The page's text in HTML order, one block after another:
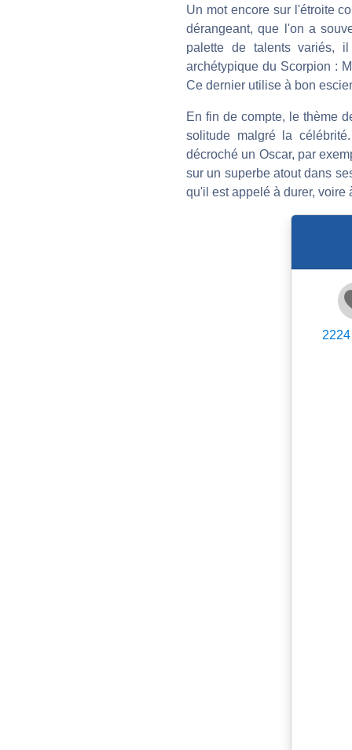
Un mot encore sur l'étroite
dérangeant, que l'on a
palette de talents variés,
archétypique du Scorpion :
Ce dernier utilise à bon
En fin de compte, le thème
solitude malgré la
décroché un Oscar, par
sur un superbe atout dans
qu'il est appelé à durer, voire
2224